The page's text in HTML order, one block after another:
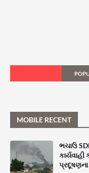
MOBILE RECENT
ભચાઉ